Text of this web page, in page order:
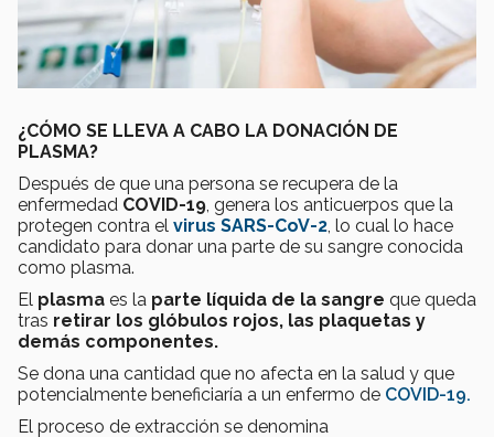
¿CÓMO SE LLEVA A CABO LA DONACIÓN DE
PLASMA?
Después de que una persona se recupera de la
enfermedad COVID-19, genera los anticuerpos que la
protegen contra el virus SARS-CoV-2, lo cual lo hace
candidato para donar una parte de su sangre conocida
como plasma.
El plasma es la parte líquida de la sangre que queda
tras retirar los glóbulos rojos, las plaquetas y
demás componentes.
Se dona una cantidad que no afecta en la salud y que
potencialmente beneficiaría a un enfermo de COVID-19.
El proceso de extracción se denomina